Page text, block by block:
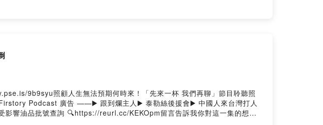
Facebook重新路一段 Instagram重新路一段 YouTube重新路一段
9b9syu照顧人生無法預期何時來！「先來一杯 我們再聊」節目聆聽照
Podcast 廣告 ——▶️ 跟到爛主人▶️ 泰勒絲後援會▶️ 中國人來台灣打人
響油品批號查詢 🔍https://reurl.cc/KEKOpm留言告訴我你對這一集的想